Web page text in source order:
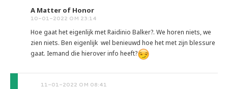
A Matter of Honor
10-01-2022 OM 23:14
Hoe gaat het eigenlijk met Raidinio Balker?. We horen niets, we
zien niets. Ben eigenlijk wel benieuwd hoe het met zijn blessure
gaat. Iemand die hierover info heeft?
11-01-2022 OM 08:41